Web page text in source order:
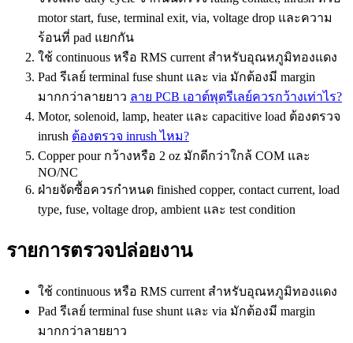
motor start, fuse, terminal exit, via, voltage drop และความ
ร้อนที่ pad แยกกัน
ใช้ continuous หรือ RMS current สำหรับอุณหภูมิทองแดง
Pad รีเลย์ terminal fuse shunt และ via มักต้องมี margin
มากกว่าลายยาว ลาย PCB เอาต์พุตรีเลย์ควรกว้างเท่าไร?
Motor, solenoid, lamp, heater และ capacitive load ต้องตรวจ
inrush ต้องตรวจ inrush ไหม?
Copper pour กว้างหรือ 2 oz มักดีกว่าใกล้ COM และ
NO/NC
ฝ่ายจัดซื้อควรกำหนด finished copper, contact current, load
type, fuse, voltage drop, ambient และ test condition
รายการตรวจปล่อยงาน
ใช้ continuous หรือ RMS current สำหรับอุณหภูมิทองแดง
Pad รีเลย์ terminal fuse shunt และ via มักต้องมี margin
มากกว่าลายยาว